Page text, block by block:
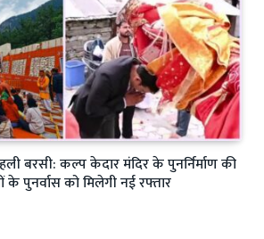
बरसी: कल्प केदार मंदिर के पुनर्निर्माण की
के पुनर्वास को मिलेगी नई रफ्तार